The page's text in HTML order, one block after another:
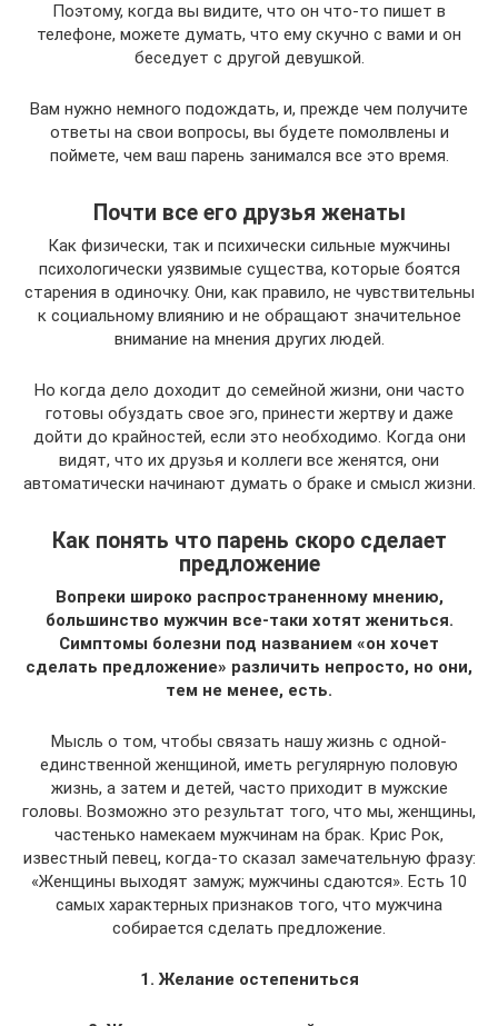
Поэтому, когда вы видите, что он что-то пишет в
телефоне, можете думать, что ему скучно с вами и он
беседует с другой девушкой.
Вам нужно немного подождать, и, прежде чем получите
ответы на свои вопросы, вы будете помолвлены и
поймете, чем ваш парень занимался все это время.
Почти все его друзья женаты
Как физически, так и психически сильные мужчины
психологически уязвимые существа, которые боятся
старения в одиночку. Они, как правило, не чувствительны
к социальному влиянию и не обращают значительное
внимание на мнения других людей.
Но когда дело доходит до семейной жизни, они часто
готовы обуздать свое эго, принести жертву и даже
дойти до крайностей, если это необходимо. Когда они
видят, что их друзья и коллеги все женятся, они
автоматически начинают думать о браке и смысл жизни.
Как понять что парень скоро сделает
предложение
Вопреки широко распространенному мнению,
большинство мужчин все-таки хотят жениться.
Симптомы болезни под названием «он хочет
сделать предложение» различить непросто, но они,
тем не менее, есть.
Мысль о том, чтобы связать нашу жизнь с одной-
единственной женщиной, иметь регулярную половую
жизнь, а затем и детей, часто приходит в мужские
головы. Возможно это результат того, что мы, женщины,
частенько намекаем мужчинам на брак. Крис Рок,
известный певец, когда-то сказал замечательную фразу:
«Женщины выходят замуж; мужчины сдаются». Есть 10
самых характерных признаков того, что мужчина
собирается сделать предложение.
1. Желание остепениться